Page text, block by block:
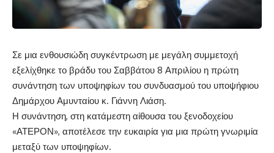
Σε μια ενθουσιώδη συγκέντρωση με μεγάλη συμμετοχή
εξελίχθηκε το βράδυ του Σαββάτου 8 Απριλίου η πρώτη
συνάντηση των υποψηφίων του συνδυασμού του υποψήφιου
Δημάρχου Αμυνταίου κ. Γιάννη Λιάση.
Η συνάντηση, στη κατάμεστη αίθουσα του ξενοδοχείου
«ΑΤΕΡΟΝ», αποτέλεσε την ευκαιρία για μια πρώτη γνωριμία
μεταξύ των υποψηφίων.